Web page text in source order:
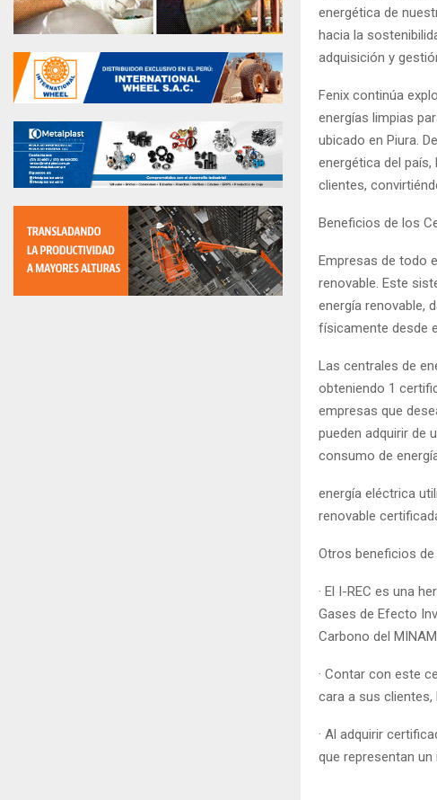
energética de
hacia la
adquisición y
Fenix continúa
energías limpias
ubicado en Piura.
energética del
clientes,
Beneficios de los
Empresas de todo
renovable. Este
energía renovable,
físicamente desde
Las centrales de
obteniendo 1
empresas que
pueden adquirir de
consumo de
energía eléctrica
renovable
Otros beneficios
· El I-REC es una
Gases de Efecto
Carbono del
· Contar con este
cara a sus
· Al adquirir
que representan